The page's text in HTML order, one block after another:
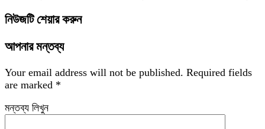
নিউজটি শেয়ার করুন
আপনার মন্তব্য
Your email address will not be published. Required fields
are marked *
মন্তব্য লিখুন